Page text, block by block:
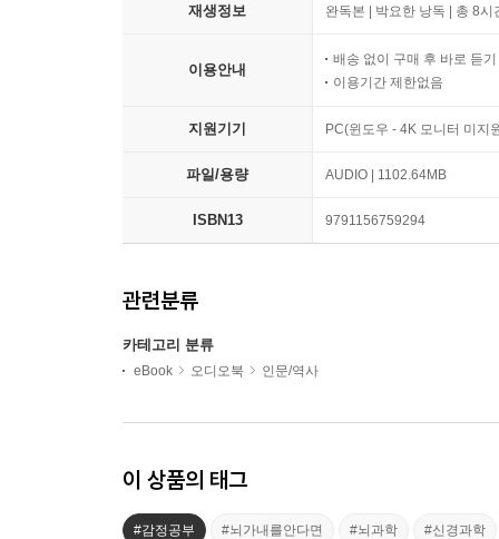
재생정보 완독본 | 박요한 낭독 | 총 8시
이용안내
배송 없이 구매 후 바로 듣기
이용기간 제한없음
지원기기 PC(윈도우 - 4K 모니터 미지
파일/용량 AUDIO | 1102.64MB
ISBN13 9791156759294
관련분류
카테고리 분류
eBook 오디오북 인문/역사
이 상품의 태그
#감정공부 #뇌가내를안다면 #뇌과학 #신경과학